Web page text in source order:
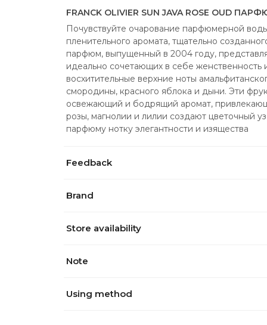
FRANCK OLIVIER SUN JAVA ROSE OUD
Почувствуйте очарование парфюмерной
пленительного аромата, тщательно
парфюм, выпущенный в 2004 году,
идеально сочетающих в себе женственность
восхитительные верхние ноты
смородины, красного яблока и дыни. Эти
освежающий и бодрящий аромат,
розы, магнолии и лилии создают цветочный
парфюму нотку элегантности и изящества
Feedback
Brand
Store availability
Note
Using method